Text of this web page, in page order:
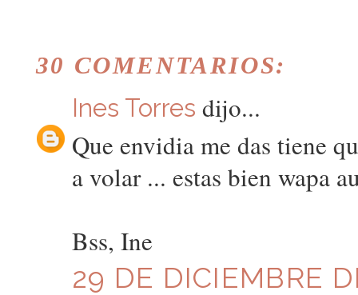
30 COMENTARIOS:
Ines Torres dijo...
Que envidia me das tiene
a volar ... estas bien wapa
Bss, Ine
29 DE DICIEMBRE